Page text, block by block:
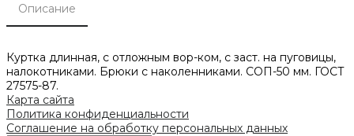
Описание
Куртка длинная, с отложным вор-ком, с заст. на пуговицы,
налокотниками. Брюки с наколенниками. СОП-50 мм. ГОСТ
27575-87.
Карта сайта
Политика конфиденциальности
Соглашение на обработку персональных данных